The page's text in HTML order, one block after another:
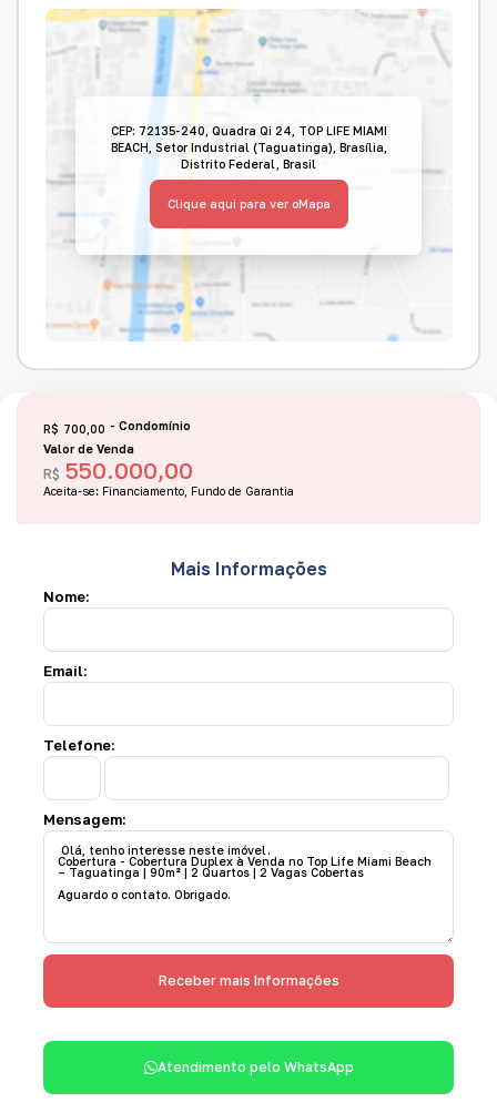
CEP: 72135-240 Quadra Qi 24
TOP LIFE MIAMI
BEACH Setor Industrial (Taguatinga) Brasília
Distrito Federal
Brasil
Clique aqui para ver oMapa
R$ 550.000,00
Valor de Venda
Aceita-se: Financiamento, Fundo de Garantia
R$ 700,00
Mais Informações
Nome:
Email:
Telefone:
Mensagem:
Atendimento pelo WhatsApp